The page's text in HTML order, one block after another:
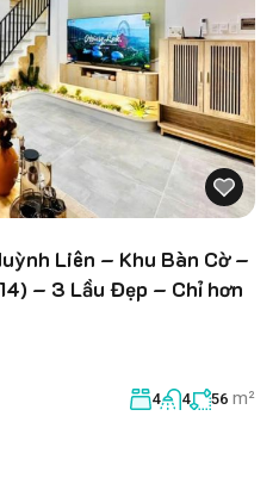
Liên – Khu Bàn Cờ –
– 3 Lầu Đẹp – Chỉ hơn
4 4 56 m²